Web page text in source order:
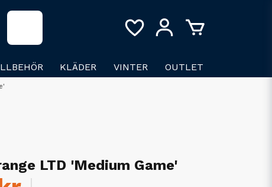
KLÄDER VINTER OUTLET
LTD 'Medium Game'